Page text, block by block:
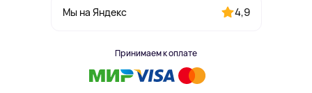
Мы на Яндекс 4,9
Принимаем к оплате